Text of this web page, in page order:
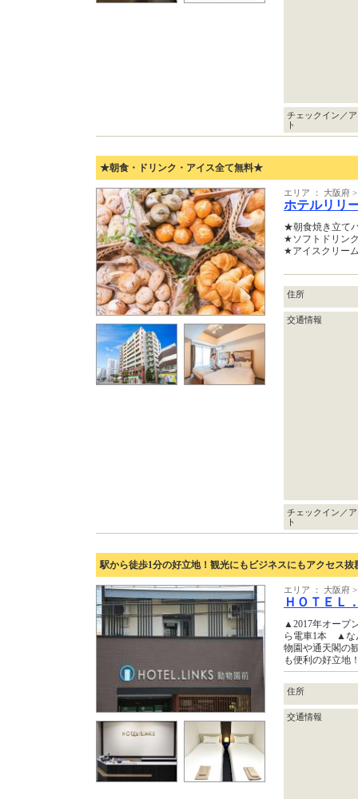
チェックイン／
ト
★朝食・ドリンク・アイス全て無料★
エリア ： 大阪府
ホテルリリ
★朝食焼き立て
★ソフトドリン
★アイスクリー
住所
交通情報
チェックイン／
ト
駅から徒歩1分の好立地！観光にもビジネスにもアクセス抜
エリア ： 大阪府
ＨＯＴＥＬ
▲2017年オープ
ら電車1本 ▲な
物園や通天閣の
も便利の好立地
住所
交通情報